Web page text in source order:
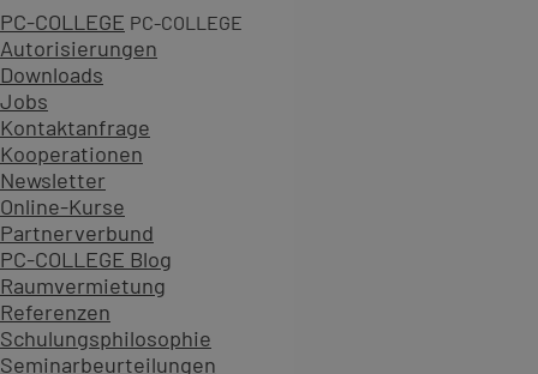
PC-COLLEGE PC-COLLEGE
Autorisierungen
Downloads
Jobs
Kontaktanfrage
Kooperationen
Newsletter
Online-Kurse
Partnerverbund
PC-COLLEGE Blog
Raumvermietung
Referenzen
Schulungsphilosophie
Seminarbeurteilungen